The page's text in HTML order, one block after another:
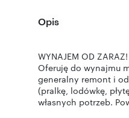
Opis
WYNAJEM OD ZARAZ!
Oferuję do wynajmu
generalny remont i
(pralkę, lodówkę,
własnych potrzeb.